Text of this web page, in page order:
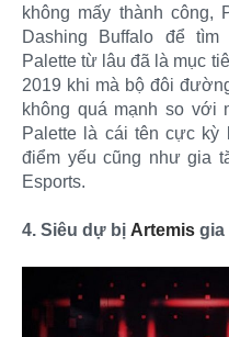
không mấy thành công,
Dashing Buffalo để
Palette từ lâu đã là mục
2019 khi mà bộ đôi
không quá mạnh so với
Palette là cái tên cực
điểm yếu cũng như gia
Esports.
4. Siêu dự bị Artemis gia